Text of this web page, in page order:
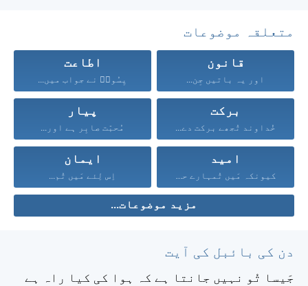
متعلقہ موضوعات
قانون
اور یہ باتیں جِن...
اطاعت
یِسُوعؔ نے جواب میں...
برکت
خُداوند تُجھے برکت دے...
پیار
مُحبّت صابِر ہے اور...
امید
کیونکہ مَیں تُمہارے حق...
ایمان
اِس لِئے مَیں تُم...
مزید موضوعات...
دن کی بائبل کی آیت
جَیسا تُو نہیں جانتا ہے کہ ہوا کی کیا راہ ہے